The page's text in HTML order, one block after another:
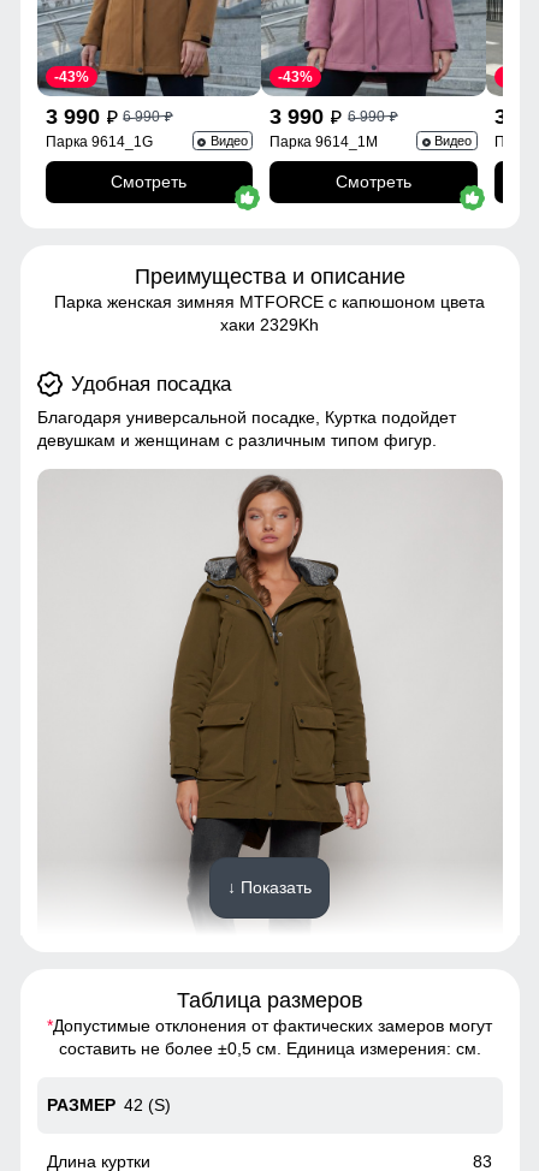
3 990 p 6 990p
-43%
Парка 9614_1G Видео
Смотреть
3 990 p 6 990p
-43%
Парка 9614_1M Видео
Смотреть
3
Преимущества и описание
Парка женская зимняя MTFORCE c капюшоном цвета
хаки 2329Kh
Удобная посадка
Благодаря универсальной посадке, Куртка подойдет
девушкам и женщинам с различным типом фигур.
Благодаря универсальной посадке, Куртка подойдет
девушкам и женщинам с различным типом фигур.
Съемный ветрозащитный капюшон
Особенность модели. Курта имеет два капюшона!
↓ Показать
Таблица размеров
*Допустимые отклонения от фактических замеров могут
составить не более ±0,5 см. Единица измерения: см.
42 (S)
83